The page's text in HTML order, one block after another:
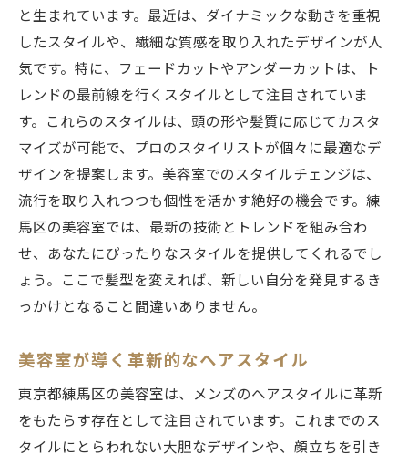
と生まれています。最近は、ダイナミックな動きを重視
したスタイルや、繊細な質感を取り入れたデザインが人
気です。特に、フェードカットやアンダーカットは、ト
レンドの最前線を行くスタイルとして注目されていま
す。これらのスタイルは、頭の形や髪質に応じてカスタ
マイズが可能で、プロのスタイリストが個々に最適なデ
ザインを提案します。美容室でのスタイルチェンジは、
流行を取り入れつつも個性を活かす絶好の機会です。練
馬区の美容室では、最新の技術とトレンドを組み合わ
せ、あなたにぴったりなスタイルを提供してくれるでし
ょう。ここで髪型を変えれば、新しい自分を発見するき
っかけとなること間違いありません。
美容室が導く革新的なヘアスタイル
東京都練馬区の美容室は、メンズのヘアスタイルに革新
をもたらす存在として注目されています。これまでのス
タイルにとらわれない大胆なデザインや、顔立ちを引き